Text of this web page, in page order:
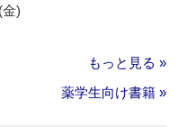
)
もっと見る »
薬学生向け書籍 »